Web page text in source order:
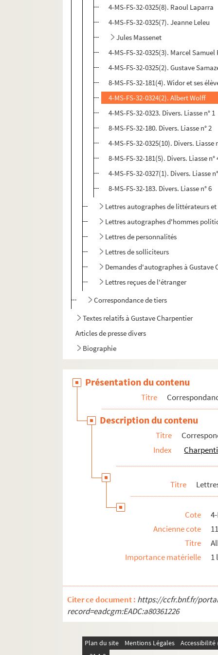
4-MS-FS-32-0325(8). Raoul Laparra
4-MS-FS-32-0325(7). Jeanne Leleu
Jules Massenet
4-MS-FS-32-0325(3). Marcel Samuel
4-MS-FS-32-0325(2). Gustave
8-MS-FS-32-181(4). Widor et ses
4-MS-FS-32-0324(2). Albert Wolff
4-MS-FS-32-0323. Divers. Liasse n° 1
8-MS-FS-32-180. Divers. Liasse n° 2
4-MS-FS-32-0325(10). Divers. Liasse
8-MS-FS-32-181(5). Divers. Liasse n°
4-MS-FS-32-0327(1). Divers. Liasse
8-MS-FS-32-183. Divers. Liasse n° 6
Lettres autographes de littérateurs
Lettres autographes d'hommes
Lettres de personnalités
Lettres de solliciteurs
Demandes d'autographes à Gustave
Lettres reçues de l'étranger
Correspondance de tiers
Textes relatifs à Gustave Charpentier
Articles de presse divers
Biographie
Présentation du contenu
Titre
Description du contenu
Titre
Index
Titre
Cote
Ancienne cote
Titre
Importance matérielle
1
Citer ce document : https://ccfr.bnf.fr/
record=eadcgm:EADC:a80361226
Plan du site Mentions Légales